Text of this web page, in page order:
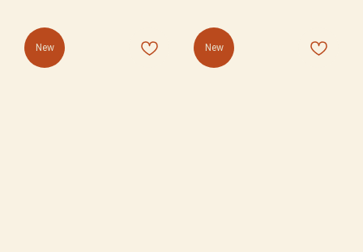
New New